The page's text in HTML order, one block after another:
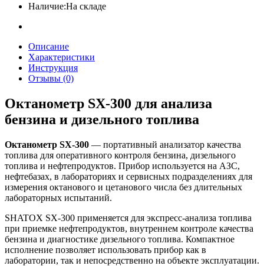
Наличие:На складе
Описание
Характеристики
Инструкция
Отзывы (0)
Октанометр SX-300 для анализа
бензина и дизельного топлива
Октанометр SX-300 — портативный анализатор качества
топлива для оперативного контроля бензина, дизельного
топлива и нефтепродуктов. Прибор используется на АЗС,
нефтебазах, в лабораториях и сервисных подразделениях для
измерения октанового и цетанового числа без длительных
лабораторных испытаний.
SHATOX SX-300 применяется для экспресс-анализа топлива
при приемке нефтепродуктов, внутреннем контроле качества
бензина и диагностике дизельного топлива. Компактное
исполнение позволяет использовать прибор как в
лаборатории, так и непосредственно на объекте эксплуатации.